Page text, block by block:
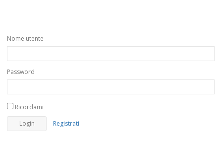
Nome utente
Password
Ricordami
Registrati